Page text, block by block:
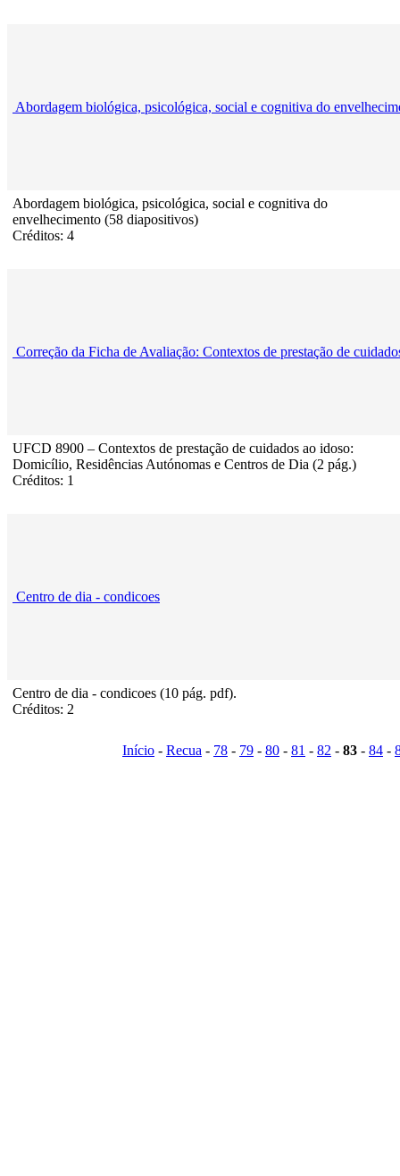
Abordagem biológica, psicológica, social e cognitiva do
Abordagem biológica, psicológica, social e cognitiva do
envelhecimento (58 diapositivos)
Créditos: 4
Correção da Ficha de Avaliação: Contextos de prestação de
UFCD 8900 – Contextos de prestação de cuidados ao idoso:
Domicílio, Residências Autónomas e Centros de Dia (2 pág.)
Créditos: 1
Centro de dia - condicoes
Centro de dia - condicoes (10 pág. pdf).
Créditos: 2
Início - Recua - 78 - 79 - 80 - 81 - 82 - 83 - 84 -